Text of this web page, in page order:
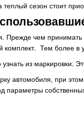
теплый сезон стоит
Прежде чем
комплект. Тем более
из маркировки.
автомобиля, при
параметры